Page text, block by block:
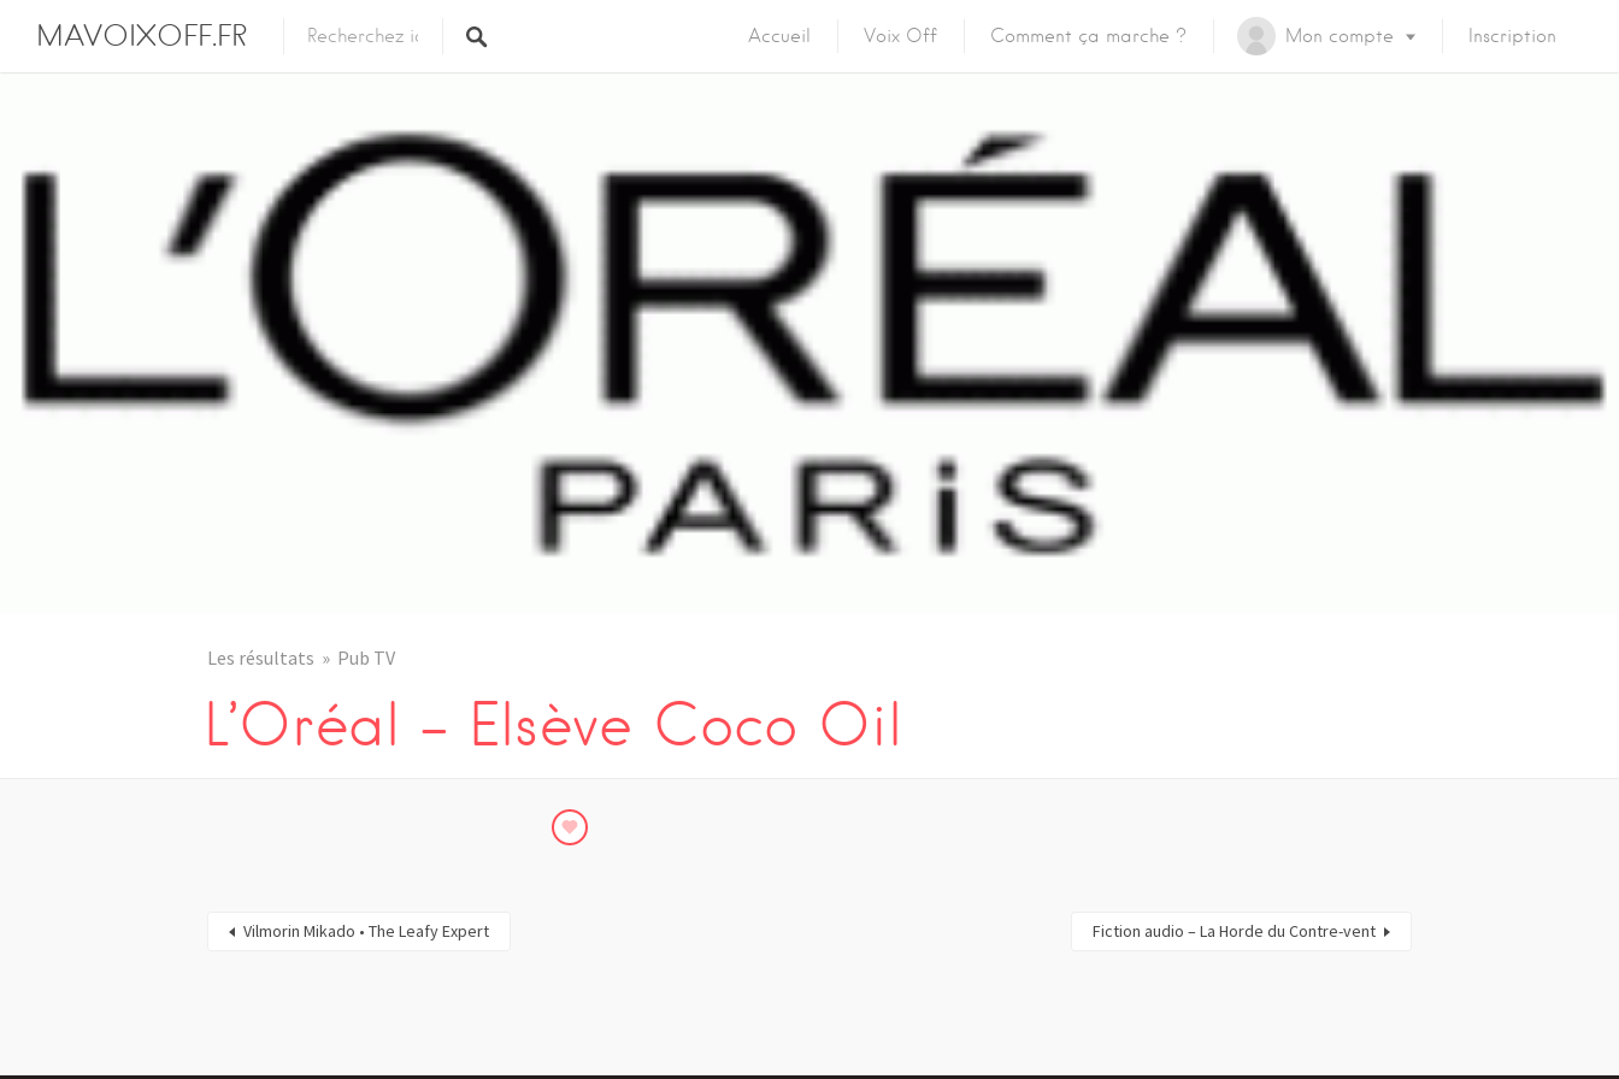
MAVOIXOFF.FR Accueil Voix Off Comment ça marche ? Mon compte Inscription
Les résultats Pub TV
L’Oréal – Elsève Coco Oil
Vilmorin Mikado • The Leafy Expert Fiction audio – La Horde du Contre-vent